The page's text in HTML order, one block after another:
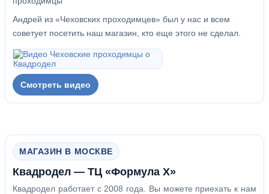
Андрей из «Чеховских проходимцев» был у нас и всем
советует посетить наш магазин, кто еще этого не сделал.
Смотреть видео
МАГАЗИН В МОСКВЕ
Квадродел — ТЦ «Формула Х»
Квадродел работает с 2008 года. Вы можете приехать к нам